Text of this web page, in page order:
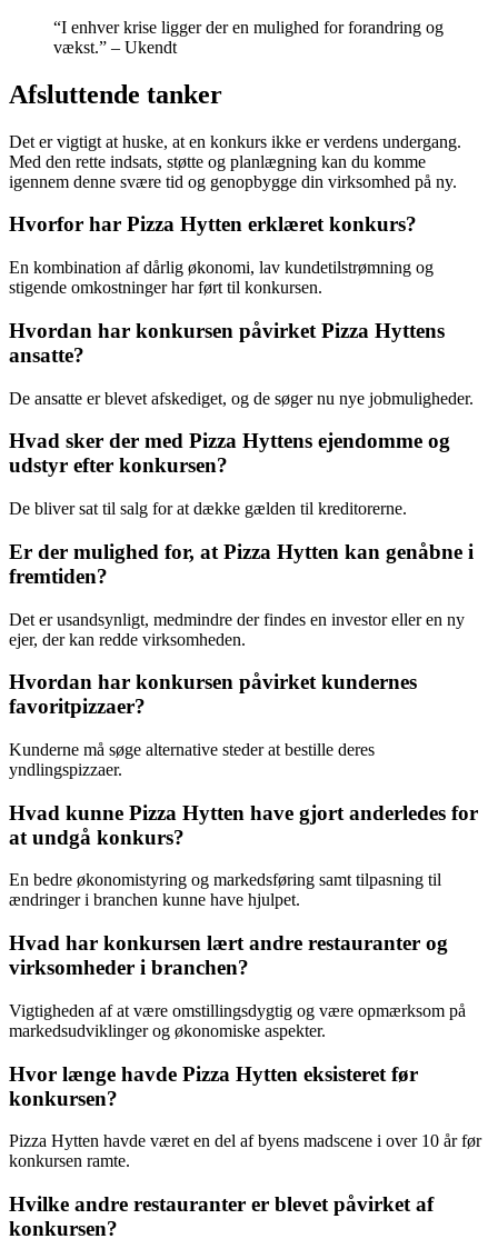
“I enhver krise ligger der en mulighed for forandring og
vækst.” – Ukendt
Afsluttende tanker
Det er vigtigt at huske, at en konkurs ikke er verdens undergang.
Med den rette indsats, støtte og planlægning kan du komme
igennem denne svære tid og genopbygge din virksomhed på ny.
Hvorfor har Pizza Hytten erklæret konkurs?
En kombination af dårlig økonomi, lav kundetilstrømning og
stigende omkostninger har ført til konkursen.
Hvordan har konkursen påvirket Pizza Hyttens
ansatte?
De ansatte er blevet afskediget, og de søger nu nye jobmuligheder.
Hvad sker der med Pizza Hyttens ejendomme og
udstyr efter konkursen?
De bliver sat til salg for at dække gælden til kreditorerne.
Er der mulighed for, at Pizza Hytten kan genåbne i
fremtiden?
Det er usandsynligt, medmindre der findes en investor eller en ny
ejer, der kan redde virksomheden.
Hvordan har konkursen påvirket kundernes
favoritpizzaer?
Kunderne må søge alternative steder at bestille deres
yndlingspizzaer.
Hvad kunne Pizza Hytten have gjort anderledes for
at undgå konkurs?
En bedre økonomistyring og markedsføring samt tilpasning til
ændringer i branchen kunne have hjulpet.
Hvad har konkursen lært andre restauranter og
virksomheder i branchen?
Vigtigheden af at være omstillingsdygtig og være opmærksom på
markedsudviklinger og økonomiske aspekter.
Hvor længe havde Pizza Hytten eksisteret før
konkursen?
Pizza Hytten havde været en del af byens madscene i over 10 år før
konkursen ramte.
Hvilke andre restauranter er blevet påvirket af
konkursen?